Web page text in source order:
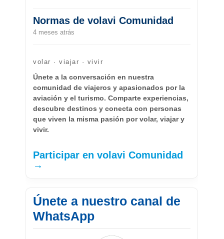
Normas de volavi Comunidad
4 meses atrás
volar · viajar · vivir
Únete a la conversación en nuestra
comunidad de viajeros y apasionados por la
aviación y el turismo. Comparte experiencias,
descubre destinos y conecta con personas
que viven la misma pasión por volar, viajar y
vivir.
Participar en volavi Comunidad
→
Únete a nuestro canal de
WhatsApp